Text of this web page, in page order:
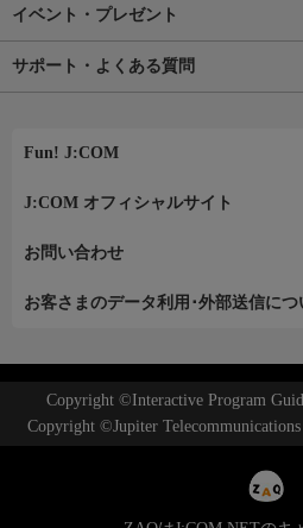
イベント・プレゼント
サポート・よくある質問
Fun! J:COM
J:COM オフィシャルサイト
お問い合わせ
お客さまのデータ利用･外部送信につ
Copyright ©Interactive Program
Copyright ©Jupiter